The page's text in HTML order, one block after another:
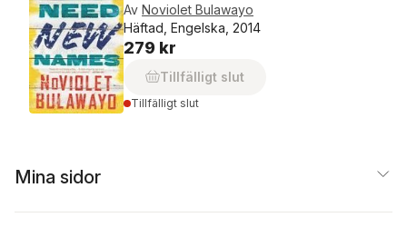
Av Noviolet Bulawayo
Häftad, Engelska, 2014
279 kr
Tillfälligt slut
Tillfälligt slut
Mina sidor